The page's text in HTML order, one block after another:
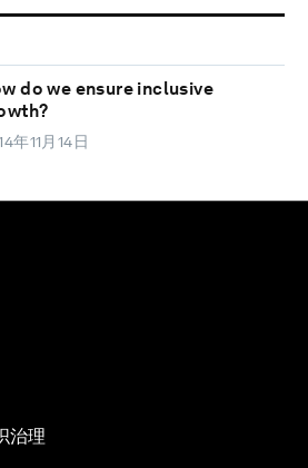
do we ensure inclusive
年11月14日
治理